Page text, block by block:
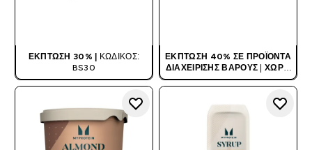
ΈΚΠΤΩΣΗ 30% |
ΚΩΔΙΚΌΣ:
BS30
ΈΚΠΤΩΣΗ 40% ΣΕ ΠΡΟΪΌΝΤΑ
ΔΙΑΧΕΊΡΙΣΗΣ ΒΆΡΟΥΣ
ΧΩΡΊΣ
ΚΩΔΙΚΌ